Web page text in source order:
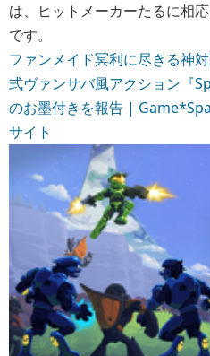
は、ヒットメーカーたるに相
です。
ファンメイド冥利に尽きる神
式ヴァンサバ風アクション『
のお墨付きを報告 |
サイト